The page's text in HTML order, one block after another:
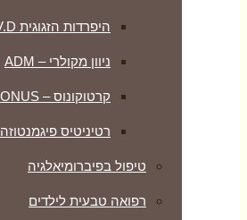
היפרדות הזגוגית P.V.D
ניוון מקולרי – ADM
קרטוקונוס – KERATOCONUS
רטיניטיס פיגמנטוזה
טיפול בפיברומיאלגיה
רפואה טבעית לילדים